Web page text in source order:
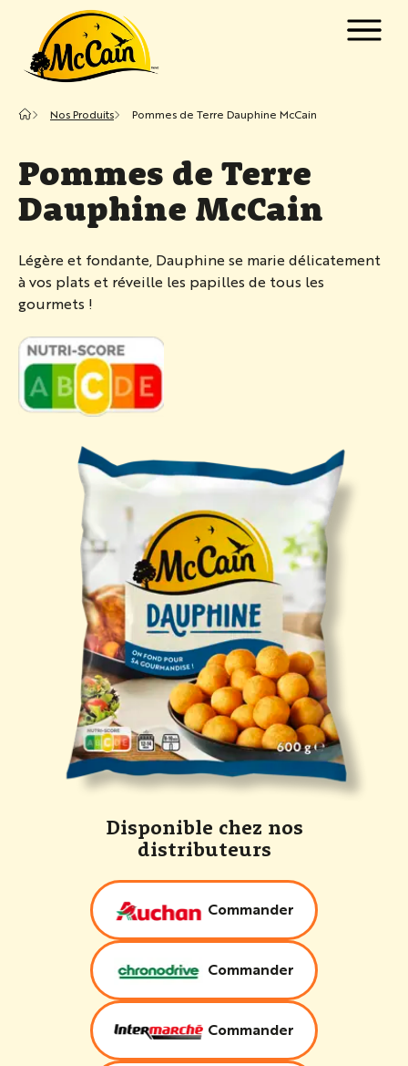
Passer au contenu principal
submenu for "Produits"
Nos Produits Pommes de Terre Dauphine McCain
Pommes de Terre
Dauphine McCain
Légère et fondante, Dauphine se marie délicatement
à vos plats et réveille les papilles de tous les
gourmets !
Disponible chez nos
distributeurs
Commander
Commander
Commander